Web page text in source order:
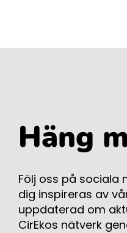
Häng
Följ oss på sociala
dig inspireras av
uppdaterad om
CirEkos nätverk